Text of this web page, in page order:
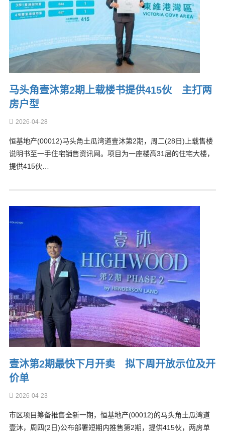
马头角壹沐第2期上载楼书提供415伙 主打两
房户型
2026-04-28
恒基地产(00012)马头角土瓜湾道壹沐第2期，周二(28日)上载售楼
说明书至一手住宅销售资讯网。项目为一座楼高31层的住宅大楼，
提供415伙…
壹沐第2期最快下月开卖 拟下周开放示位及开
价单
2026-04-23
市区项目筹备推售全新一期，恒基地产(00012)的马头角土瓜湾道
壹沐，周四(2日)公布部署短期内推售第2期，提供415伙，两房单